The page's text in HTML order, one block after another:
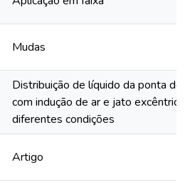
Mudas
Distribuição de líquido da ponta de
com indução de ar e jato
diferentes condições
Artigo